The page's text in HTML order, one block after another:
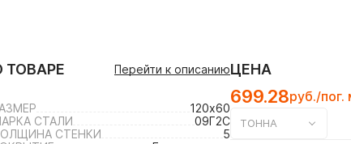
ТОВАРЕ Перейти к описанию
120х60
СТАЛИ
09Г2С
СТЕНКИ
5
ЦЕНА
699.28руб./пог.
ТОННА